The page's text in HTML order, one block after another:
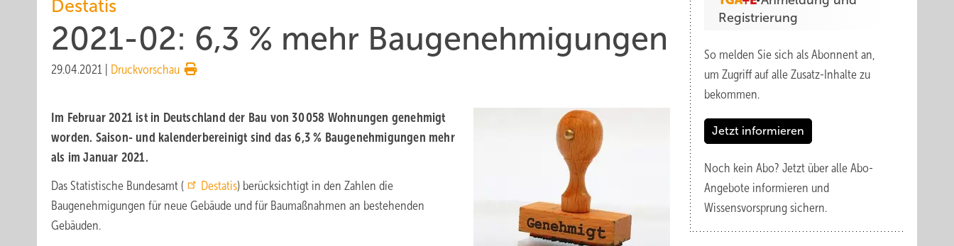
Destatis
2021-02: 6,3 % mehr Baugenehmigungen
29.04.2021 Druckvorschau
Im Februar 2021 ist in Deutschland der Bau von 30 058 Wohnungen genehmigt
worden. Saison- und kalenderbereinigt sind das 6,3 % Baugenehmigungen mehr
als im Januar 2021.
Das Statistische Bundesamt (
Destatis) berücksichtigt in den Zahlen die
Baugenehmigungen für neue Gebäude und für Baumaßnahmen an bestehenden
Gebäuden.
Registrierung
So melden Sie sich als Abonnent an,
um Zugriff auf alle Zusatz-Inhalte zu
bekommen.
Jetzt informieren
Noch kein Abo? Jetzt über alle Abo-
Angebote informieren und
Wissensvorsprung sichern.